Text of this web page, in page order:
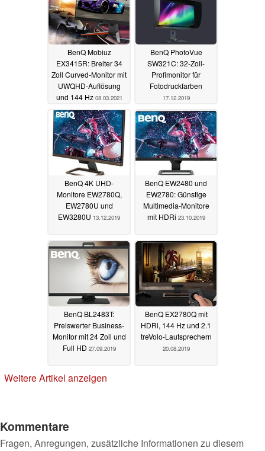
BenQ Mobiuz
EX3415R: Breiter 34
Zoll Curved-Monitor mit
UWQHD-Auflösung
und 144 Hz 08.03.2021
BenQ PhotoVue
SW321C: 32-Zoll-
Profimonitor für
Fotodruckfarben
17.12.2019
BenQ 4K UHD-
Monitore EW2780Q,
EW2780U und
EW3280U 13.12.2019
BenQ EW2480 und
EW2780: Günstige
Multimedia-Monitore
mit HDRi 23.10.2019
BenQ BL2483T:
Preiswerter Business-
Monitor mit 24 Zoll und
Full HD 27.09.2019
BenQ EX2780Q mit
HDRi, 144 Hz und 2.1
treVolo-Lautsprechern
20.08.2019
Weitere Artikel anzeigen
Kommentare
Fragen, Anregungen, zusätzliche Informationen zu diesem